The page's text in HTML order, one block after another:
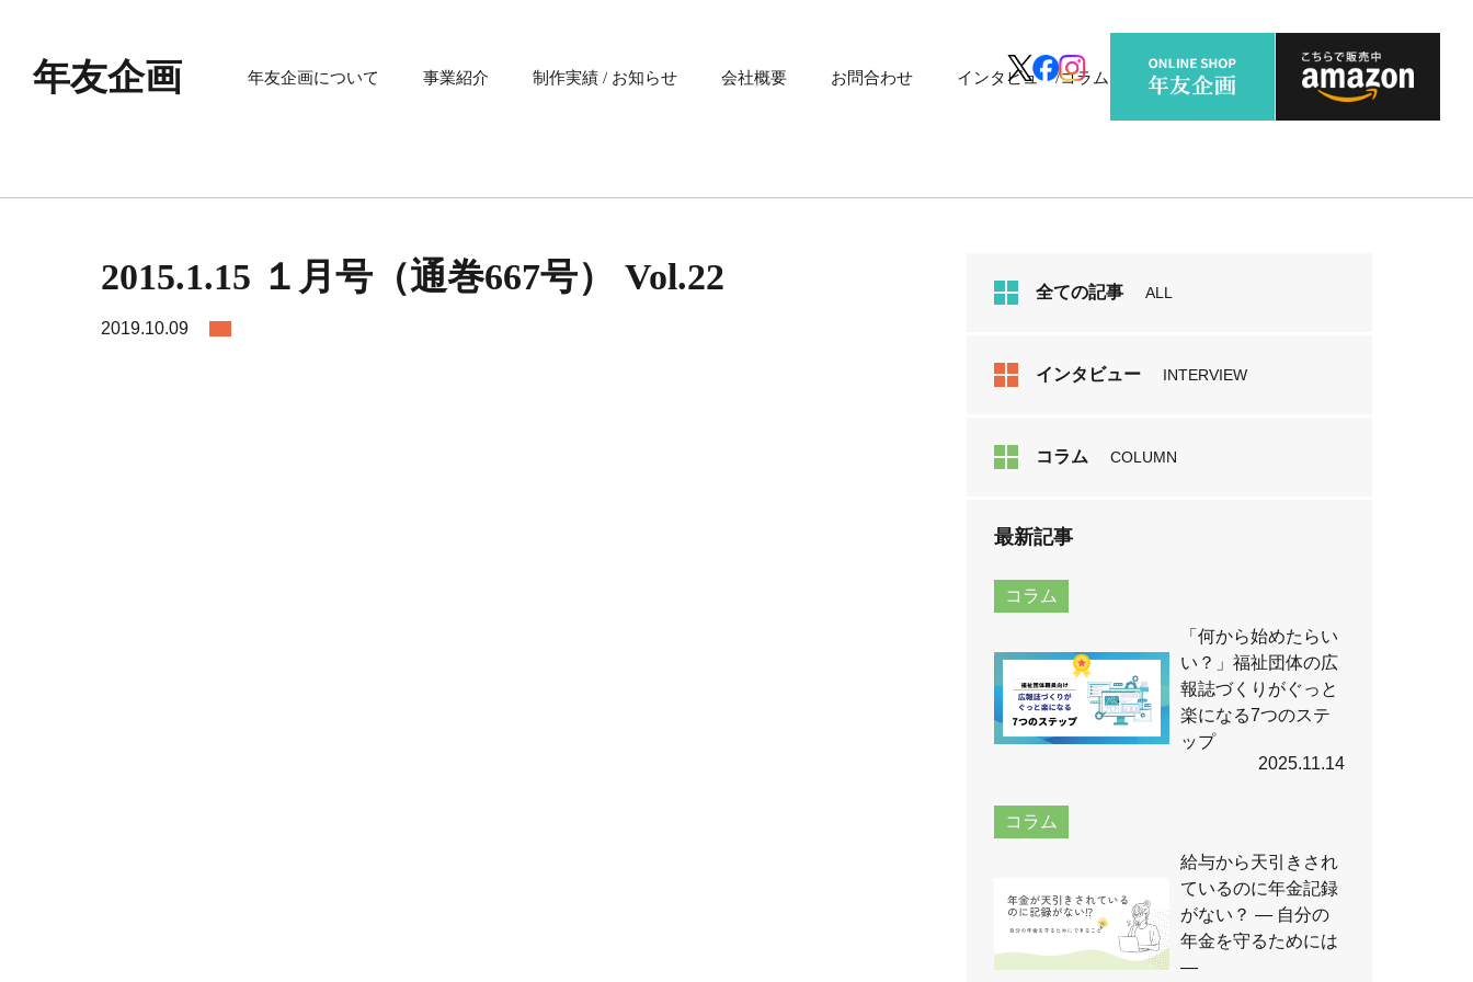
年友企画 年友企画について 事業紹介 制作実績 / お知らせ 会社概要 お問合わせ インタビュー/コラム
2015.1.15 １月号（通巻667号） Vol.22
2019.10.09
全ての記事 ALL
インタビュー INTERVIEW
コラム COLUMN
最新記事
コラム
「何から始めたらい
い？」福祉団体の広
報誌づくりがぐっと
楽になる7つのステ
ップ
2025.11.14
コラム
給与から天引きされ
ているのに年金記録
がない？ ― 自分の
年金を守るためには
―